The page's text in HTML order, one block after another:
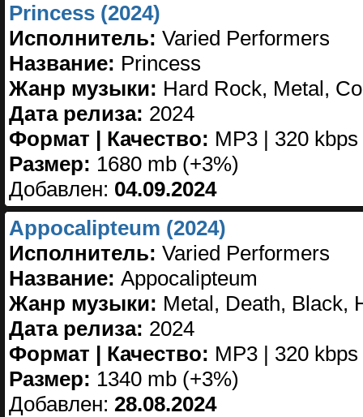
Princess (2024)
Исполнитель: Varied Performers
Название: Princess
Жанр музыки: Hard Rock, Metal,
Дата релиза: 2024
Формат | Качество: MP3 | 320 kbps
Размер: 1680 mb (+3%)
Добавлен: 04.09.2024
Appocalipteum (2024)
Исполнитель: Varied Performers
Название: Appocalipteum
Жанр музыки: Metal, Death, Black,
Дата релиза: 2024
Формат | Качество: MP3 | 320 kbps
Размер: 1340 mb (+3%)
Добавлен: 28.08.2024